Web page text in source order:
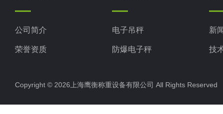
公司简介
荣誉资质
电子吊秤
防爆电子秤
电子汽车衡
电子天平
新
技
Copyright © 2026上海鹰衡称重设备有限公司 All Rights